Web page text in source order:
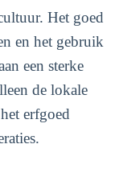
Het goed
en het gebruik
een sterke
de lokale
erfgoed